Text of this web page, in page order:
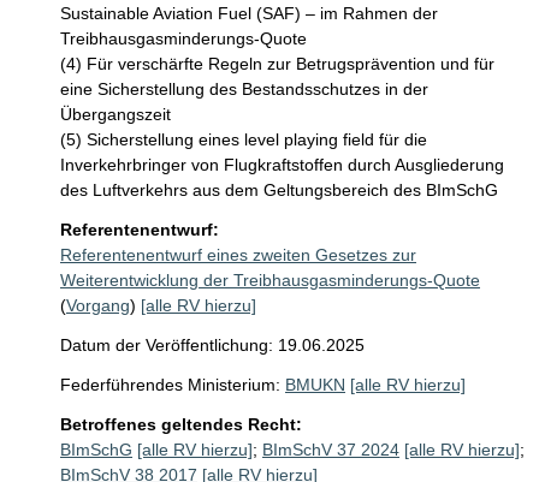
Sustainable Aviation Fuel (SAF) – im Rahmen der
Treibhausgasminderungs-Quote
(4) Für verschärfte Regeln zur Betrugsprävention und für
eine Sicherstellung des Bestandsschutzes in der
Übergangszeit
(5) Sicherstellung eines level playing field für die
Inverkehrbringer von Flugkraftstoffen durch Ausgliederung
Referentenentwurf:
Referentenentwurf eines zweiten Gesetzes zur
Weiterentwicklung der Treibhausgasminderungs-Quote
(Vorgang) [alle RV hierzu]
Datum der Veröffentlichung: 19.06.2025
Federführendes Ministerium: BMUKN [alle RV hierzu]
Betroffenes geltendes Recht:
BImSchG [alle RV hierzu]; BImSchV 37 2024 [alle RV hierzu];
BImSchV 38 2017 [alle RV hierzu]